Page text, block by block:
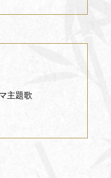
主題歌